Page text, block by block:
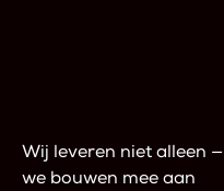
Wij leveren niet alleen —
we bouwen mee aan